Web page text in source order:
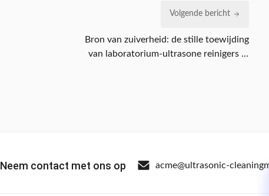
Volgende bericht
Bron van zuiverheid: de stille toewijding
van laboratorium-ultrasone reinigers in
Neem contact met ons op acme@ultrasonic-